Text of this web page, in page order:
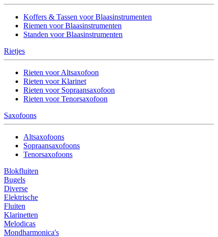
Koffers & Tassen voor Blaasinstrumenten
Riemen voor Blaasinstrumenten
Standen voor Blaasinstrumenten
Rietjes
Rieten voor Altsaxofoon
Rieten voor Klarinet
Rieten voor Sopraansaxofoon
Rieten voor Tenorsaxofoon
Saxofoons
Altsaxofoons
Sopraansaxofoons
Tenorsaxofoons
Blokfluiten
Bugels
Diverse
Elektrische
Fluiten
Klarinetten
Melodicas
Mondharmonica's